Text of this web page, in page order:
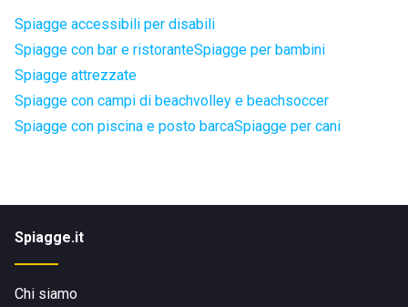
Spiagge accessibili per disabili
Spiagge con bar e ristoranteSpiagge per bambini
Spiagge attrezzate
Spiagge con campi di beachvolley e beachsoccer
Spiagge con piscina e posto barcaSpiagge per cani
Spiagge.it
Chi siamo